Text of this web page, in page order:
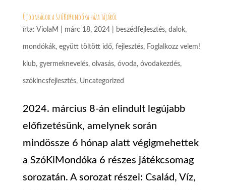
Újdonságok a SzóKiMondóka háza tájáról
írta: ViolaM márc 18, 2024| beszédfejlesztés, dalok,
mondókák, együtt töltött idő, fejlesztés, Foglalkozz velem!
klub, gyermeknevelés, olvasás, óvoda, óvodakezdés,
szókincsfejlesztés, Uncategorized
2024. március 8-án elindult legújabb
előfizetésünk, amelynek során
mindössze 6 hónap alatt végigmehettek
a SzóKiMondóka 6 részes játékcsomag
sorozatán. A sorozat részei: Család, Víz,